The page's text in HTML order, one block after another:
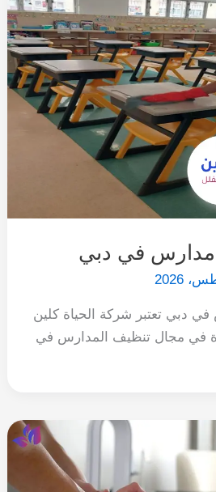
في دبي
دبي تعتبر شركة الحياة كلين
في مجال تنظيف المدارس في